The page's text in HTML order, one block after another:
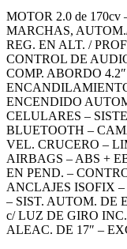
MOTOR 2.0 de
MARCHAS,
REG. EN ALT. /
CONTROL DE
COMP. ABORDO
ENCENDIDO
CELULARES –
BLUETOOTH –
VEL. CRUCERO –
AIRBAGS – ABS +
EN PEND. –
ANCLAJES ISOFIX
– SIST. AUTOM. DE
c/ LUZ DE GIRO
ALEAC. DE 17″ –